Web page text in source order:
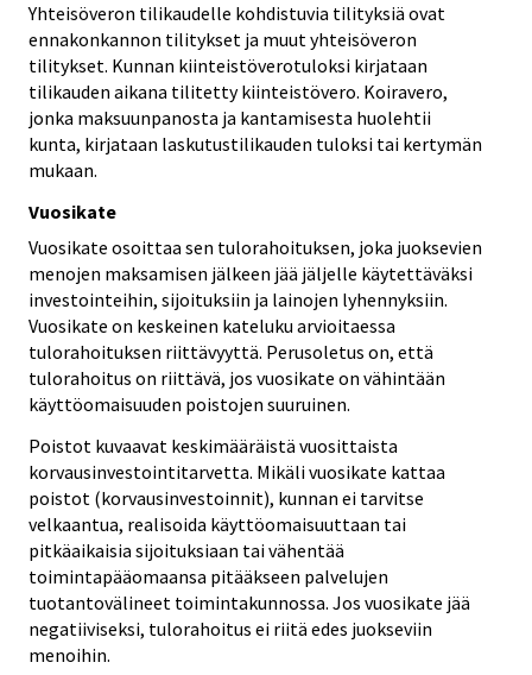
Yhteisöveron tilikaudelle kohdistuvia tilityksiä ovat
ennakonkannon tilitykset ja muut yhteisöveron
tilitykset. Kunnan kiinteistöverotuloksi kirjataan
tilikauden aikana tilitetty kiinteistövero. Koiravero,
jonka maksuunpanosta ja kantamisesta huolehtii
kunta, kirjataan laskutustilikauden tuloksi tai kertymän
mukaan.
Vuosikate
Vuosikate osoittaa sen tulorahoituksen, joka juoksevien
menojen maksamisen jälkeen jää jäljelle käytettäväksi
investointeihin, sijoituksiin ja lainojen lyhennyksiin.
Vuosikate on keskeinen kateluku arvioitaessa
tulorahoituksen riittävyyttä. Perusoletus on, että
tulorahoitus on riittävä, jos vuosikate on vähintään
käyttöomaisuuden poistojen suuruinen.
Poistot kuvaavat keskimääräistä vuosittaista
korvausinvestointitarvetta. Mikäli vuosikate kattaa
poistot (korvausinvestoinnit), kunnan ei tarvitse
velkaantua, realisoida käyttöomaisuuttaan tai
pitkäaikaisia sijoituksiaan tai vähentää
toimintapääomaansa pitääkseen palvelujen
tuotantovälineet toimintakunnossa. Jos vuosikate jää
negatiiviseksi, tulorahoitus ei riitä edes juokseviin
menoihin.